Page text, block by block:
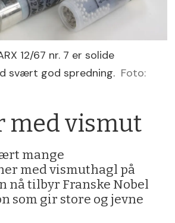
12/67 nr. 7 er solide
svært god spredning. Foto:
med vismut
mange
med vismuthagl på
nå tilbyr Franske Nobel
som gir store og jevne